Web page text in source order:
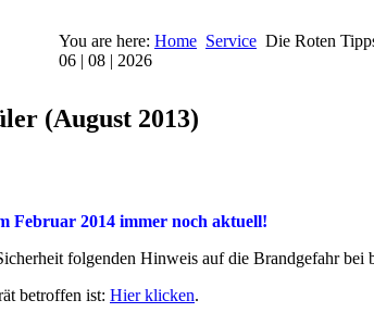
You are here: Home Service Die Roten
06 | 08 | 2026
(August 2013)
Februar 2014 immer noch aktuell!
folgenden Hinweis auf die Brandgefahr bei
betroffen ist: Hier klicken.